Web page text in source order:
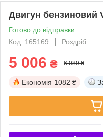
Двигун бензиновий
Готово до відправки
Код: 165169
Роздріб
5 006 ₴ 6 089 ₴
Економія 1082 ₴